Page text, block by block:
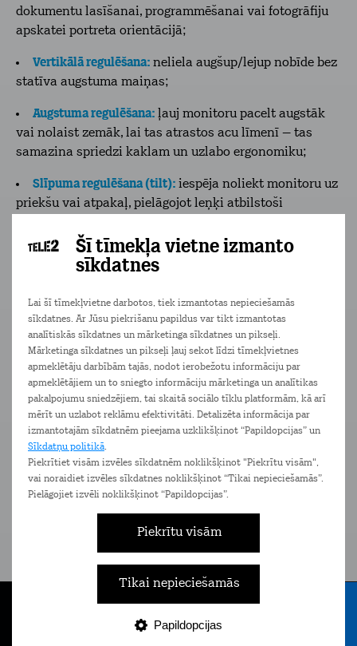
Šī tīmekļa vietne izmanto
sīkdatnes
Lai šī tīmekļvietne darbotos, tiek izmantotas nepieciešamās
sīkdatnes. Ar Jūsu piekrišanu papildus var tikt izmantotas
analītiskās sīkdatnes un mārketinga sīkdatnes un pikseļi.
Mārketinga sīkdatnes un pikseļi ļauj sekot līdzi tīmekļvietnes
apmeklētāju darbībām tajās, nodot ierobežotu informāciju par
apmeklētājiem un to sniegto informāciju mārketinga un analītikas
pakalpojumu sniedzējiem, tai skaitā sociālo tīklu platformām, kā arī
mērīt un uzlabot reklāmu efektivitāti. Detalizēta informācija par
izmantotajām sīkdatnēm pieejama uzklikšķinot “Papildopcijas” un
Sīkdatņu politikā.
Piekrītiet visām izvēles sīkdatnēm noklikšķinot "Piekrītu visām",
vai noraidiet izvēles sīkdatnes noklikšķinot “Tikai nepieciešamās”.
Pielāgojiet izvēli noklikšķinot “Papildopcijas”.
Piekrītu visām
Tikai nepieciešamās
Papildopcijas
E-veikals
dokumentu lasīšanai, programmēšanai vai fotogrāfiju
apskatei portreta orientācijā;
Vertikālā regulēšana: neliela augšup/lejup nobīde bez
statīva augstuma maiņas;
Augstuma regulēšana: ļauj monitoru pacelt augstāk
vai nolaist zemāk, lai tas atrastos acu līmenī – tas
samazina spriedzi kaklam un uzlabo ergonomiku;
Slīpuma regulēšana (tilt): iespēja noliekt monitoru uz
priekšu vai atpakaļ, pielāgojot leņķi atbilstoši
Grozāms (swivel):monitors griežas uz sāniem (pa
kreisi un pa labi), piemēram, lai parādītu kolēģim
Ierīces Pakalpojumi Komplimenti
Tarifi skolēniem un
studentiem
Īpaši izdevīgi piedāvājumi bērniem